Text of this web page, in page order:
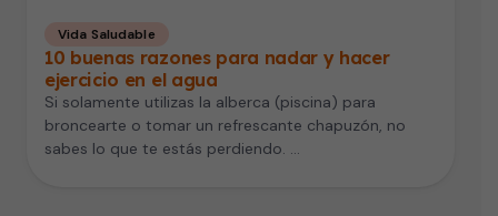
Vida Saludable
10 buenas razones para nadar y hacer
ejercicio en el agua
Si solamente utilizas la alberca (piscina) para
broncearte o tomar un refrescante chapuzón, no
sabes lo que te estás perdiendo. …